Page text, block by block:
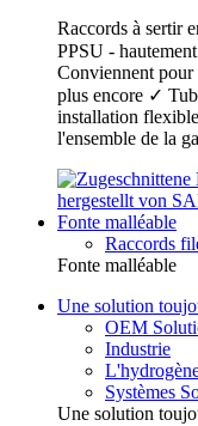
Raccords à sertir
PPSU -
Conviennent pour
plus encore ✓
installation
l'ensemble de la
Fonte malléable
Raccords
Fonte malléable
Une solution
OEM
Industrie
Systèmes
Une solution